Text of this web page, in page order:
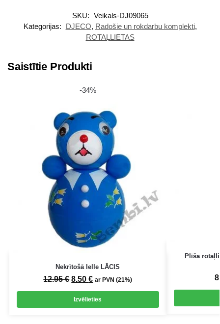
SKU: Veikals-DJ09065
Kategorijas:
DJECO, Radošie un rokdarbu komplekti,
ROTAĻLIETAS
Saistītie Produkti
-34%
Nekrītošā lelle LĀCIS
12.95€ 8.50€ ar PVN (21%)
Izvēlieties
Plīša